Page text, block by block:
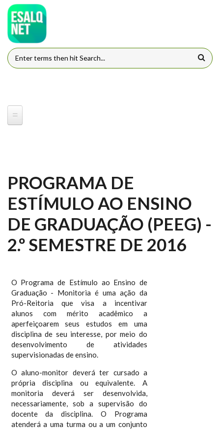
Pular para o conteúdo principal
FORMULÁRIO DE BUSCA
PROGRAMA DE
ESTÍMULO AO ENSINO
DE GRADUAÇÃO (PEEG) -
2.º SEMESTRE DE 2016
O Programa de Estímulo ao Ensino de
Graduação - Monitoria é uma ação da
Pró-Reitoria que visa a incentivar
alunos com mérito acadêmico a
aperfeiçoarem seus estudos em uma
disciplina de seu interesse, por meio do
desenvolvimento de atividades
supervisionadas de ensino.
O aluno-monitor deverá ter cursado a
própria disciplina ou equivalente. A
monitoria deverá ser desenvolvida,
necessariamente, sob a supervisão do
docente da disciplina. O Programa
atenderá a uma turma ou a um conjunto